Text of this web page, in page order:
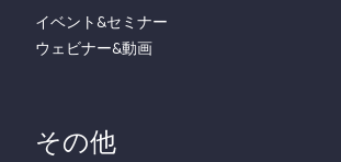
イベント&セミナー
ウェビナー&動画
その他